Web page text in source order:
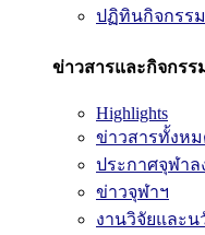
ปฏิทินกิจกรรม
ข่าวสารและกิจกรร
Highlights
ข่าวสารทั้งห
ประกาศจุฬา
ข่าวจุฬาฯ
งานวิจัยและน